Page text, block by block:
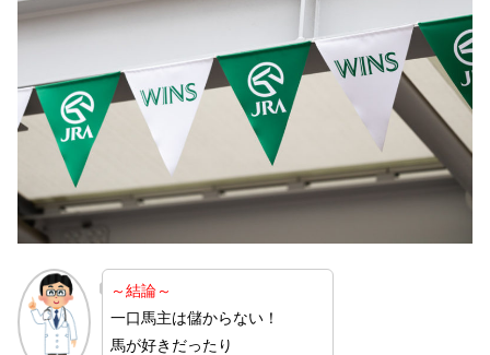
～結論～
一口馬主は儲からない！
馬が好きだったり